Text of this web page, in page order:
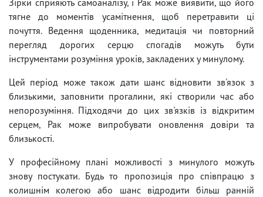
тягне до моментів усамітнення, щоб перетравити ці
почуття. Ведення щоденника, медитація чи повторний
перегляд дорогих серцю спогадів можуть бути
інструментами розуміння уроків, закладених у минулому.
Цей період може також дати шанс відновити зв'язок з
близькими, заповнити прогалини, які створили час або
непорозуміння. Підходячи до цих зв'язків із відкритим
серцем, Рак може випробувати оновлення довіри та
близькості.
У професійному плані можливості з минулого можуть
знову постукати. Будь то пропозиція про співпрацю з
колишнім колегою або шанс відродити більш ранній